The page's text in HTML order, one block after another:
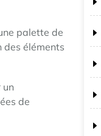
palette de
des éléments
un
de